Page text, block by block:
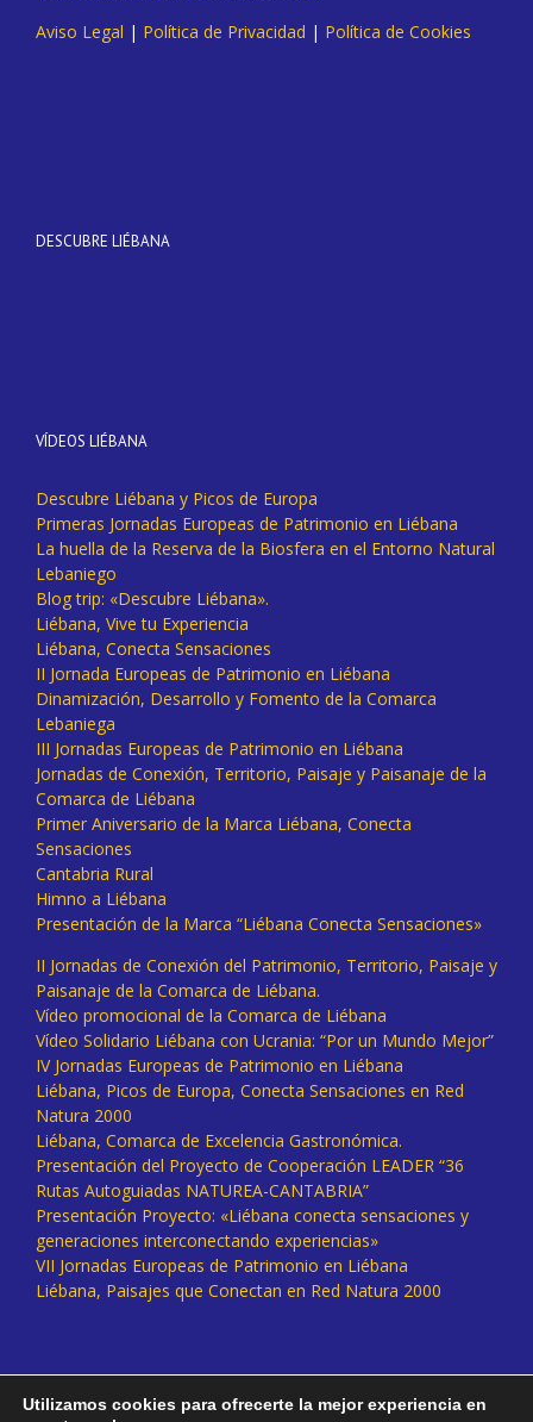
Aviso Legal | Política de Privacidad | Política de Cookies
DESCUBRE LIÉBANA
VÍDEOS LIÉBANA
Descubre Liébana y Picos de Europa
Primeras Jornadas Europeas de Patrimonio en Liébana
La huella de la Reserva de la Biosfera en el Entorno Natural
Lebaniego
Blog trip: «Descubre Liébana».
Liébana, Vive tu Experiencia
Liébana, Conecta Sensaciones
II Jornada Europeas de Patrimonio en Liébana
Dinamización, Desarrollo y Fomento de la Comarca
Lebaniega
III Jornadas Europeas de Patrimonio en Liébana
Jornadas de Conexión, Territorio, Paisaje y Paisanaje de la
Comarca de Liébana
Primer Aniversario de la Marca Liébana, Conecta
Sensaciones
Cantabria Rural
Himno a Liébana
Presentación de la Marca “Liébana Conecta Sensaciones»
II Jornadas de Conexión del Patrimonio, Territorio, Paisaje y
Paisanaje de la Comarca de Liébana.
Vídeo promocional de la Comarca de Liébana
Vídeo Solidario Liébana con Ucrania: “Por un Mundo Mejor”
IV Jornadas Europeas de Patrimonio en Liébana
Liébana, Picos de Europa, Conecta Sensaciones en Red
Natura 2000
Liébana, Comarca de Excelencia Gastronómica.
Presentación del Proyecto de Cooperación LEADER “36
Rutas Autoguiadas NATUREA-CANTABRIA”
Presentación Proyecto: «Liébana conecta sensaciones y
generaciones interconectando experiencias»
VII Jornadas Europeas de Patrimonio en Liébana
Liébana, Paisajes que Conectan en Red Natura 2000
Utilizamos cookies para ofrecerte la mejor experiencia en